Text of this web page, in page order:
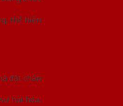
thể hiện
đặt chân
hài hòa,